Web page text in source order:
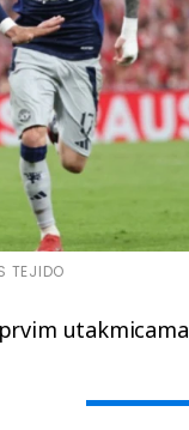
TEJIDO